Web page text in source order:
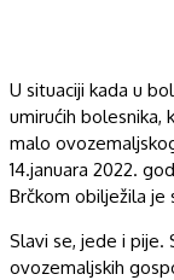
U situaciji kada u
umirućih bolesnika,
malo
14.januara 2022.
Brčkom obilježila je
Slavi se, jede i pije.
ovozemaljskih